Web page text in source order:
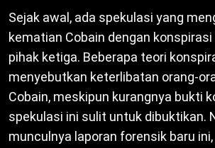
Sejak awal, ada spekulasi yang
kematian Cobain dengan
pihak ketiga. Beberapa teori
menyebutkan keterlibatan orang-
Cobain, meskipun kurangnya bukti
spekulasi ini sulit untuk dibuktikan.
munculnya laporan forensik baru